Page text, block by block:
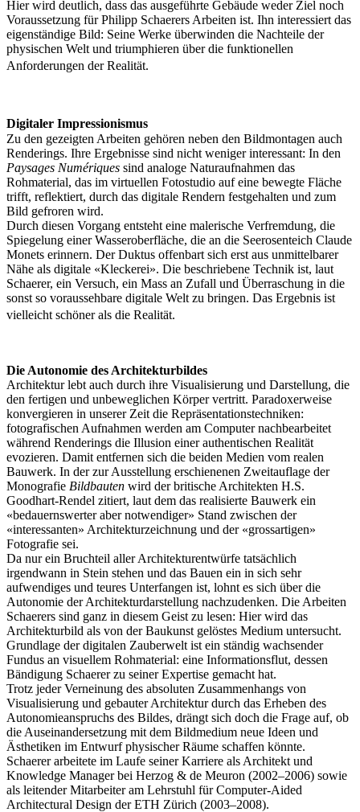
Hier wird deutlich, dass das ausgeführte Gebäude weder Ziel noch
Voraussetzung für Philipp Schaerers Arbeiten ist. Ihn interessiert das
eigenständige Bild: Seine Werke überwinden die Nachteile der
physischen Welt und triumphieren über die funktionellen
Anforderungen der Realität.
Digitaler Impressionismus
Zu den gezeigten Arbeiten gehören neben den Bildmontagen auch
Renderings. Ihre Ergebnisse sind nicht weniger interessant: In den
Paysages Numériques sind analoge Naturaufnahmen das
Rohmaterial, das im virtuellen Fotostudio auf eine bewegte Fläche
trifft, reflektiert, durch das digitale Rendern festgehalten und zum
Bild gefroren wird.
Durch diesen Vorgang entsteht eine malerische Verfremdung, die
Spiegelung einer Wasseroberfläche, die an die Seerosenteich Claude
Monets erinnern. Der Duktus offenbart sich erst aus unmittelbarer
Nähe als digitale «Kleckerei». Die beschriebene Technik ist, laut
Schaerer, ein Versuch, ein Mass an Zufall und Überraschung in die
sonst so voraussehbare digitale Welt zu bringen. Das Ergebnis ist
vielleicht schöner als die Realität.
Die Autonomie des Architekturbildes
Architektur lebt auch durch ihre Visualisierung und Darstellung, die
den fertigen und unbeweglichen Körper vertritt. Paradoxerweise
konvergieren in unserer Zeit die Repräsentationstechniken:
fotografischen Aufnahmen werden am Computer nachbearbeitet
während Renderings die Illusion einer authentischen Realität
evozieren. Damit entfernen sich die beiden Medien vom realen
Bauwerk. In der zur Ausstellung erschienenen Zweitauflage der
Monografie Bildbauten wird der britische Architekten H.S.
Goodhart-Rendel zitiert, laut dem das realisierte Bauwerk ein
«bedauernswerter aber notwendiger» Stand zwischen der
«interessanten» Architekturzeichnung und der «grossartigen»
Fotografie sei.
Da nur ein Bruchteil aller Architekturentwürfe tatsächlich
irgendwann in Stein stehen und das Bauen ein in sich sehr
aufwendiges und teures Unterfangen ist, lohnt es sich über die
Autonomie der Architekturdarstellung nachzudenken. Die Arbeiten
Schaerers sind ganz in diesem Geist zu lesen: Hier wird das
Architekturbild als von der Baukunst gelöstes Medium untersucht.
Grundlage der digitalen Zauberwelt ist ein ständig wachsender
Fundus an visuellem Rohmaterial: eine Informationsflut, dessen
Bändigung Schaerer zu seiner Expertise gemacht hat.
Trotz jeder Verneinung des absoluten Zusammenhangs von
Visualisierung und gebauter Architektur durch das Erheben des
Autonomieanspruchs des Bildes, drängt sich doch die Frage auf, ob
die Auseinandersetzung mit dem Bildmedium neue Ideen und
Ästhetiken im Entwurf physischer Räume schaffen könnte.
Schaerer arbeitete im Laufe seiner Karriere als Architekt und
Knowledge Manager bei Herzog & de Meuron (2002–2006) sowie
als leitender Mitarbeiter am Lehrstuhl für Computer-Aided
Architectural Design der ETH Zürich (2003–2008).